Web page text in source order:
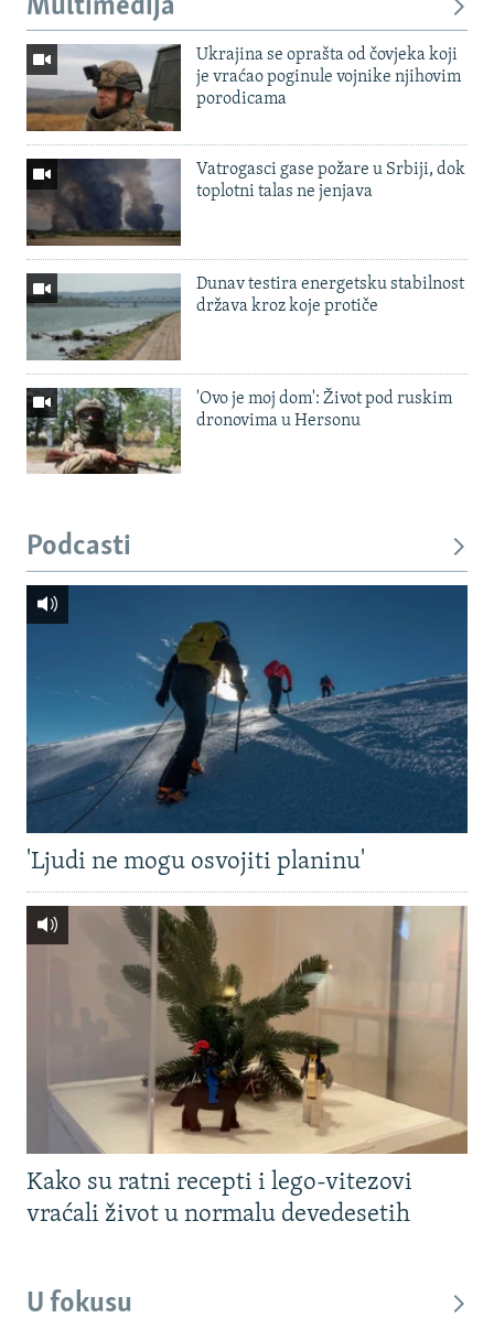
Multimedija
Ukrajina se oprašta od čovjeka koji
je vraćao poginule vojnike njihovim
porodicama
Vatrogasci gase požare u Srbiji, dok
toplotni talas ne jenjava
Dunav testira energetsku stabilnost
država kroz koje protiče
'Ovo je moj dom': Život pod ruskim
dronovima u Hersonu
Podcasti
'Ljudi ne mogu osvojiti planinu'
Kako su ratni recepti i lego-vitezovi
vraćali život u normalu devedesetih
U fokusu